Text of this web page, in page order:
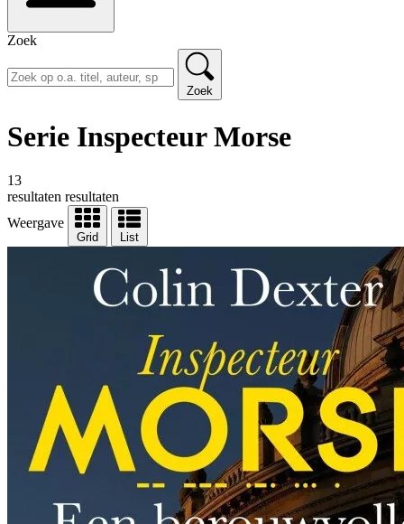
Zoek
Zoek
Serie Inspecteur Morse
13
resultaten resultaten
Weergave
Grid List